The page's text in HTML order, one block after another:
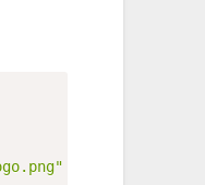
width="20"